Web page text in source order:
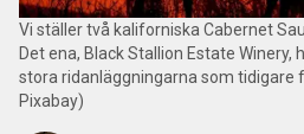
Vi ställer två kaliforniska Cabernet
Det ena, Black Stallion Estate
stora ridanläggningarna som tidigare
Pixabay)